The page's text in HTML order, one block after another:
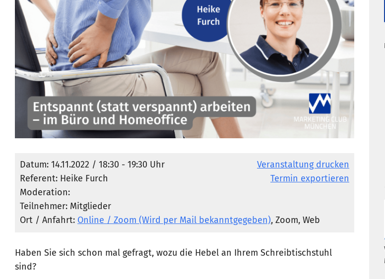
Veranstaltung drucken
Termin exportieren
Datum: 14.11.2022 / 18:30 - 19:30 Uhr
Referent: Heike Furch
Moderation:
Teilnehmer: Mitglieder
Ort / Anfahrt: Online / Zoom (Wird per Mail bekanntgegeben), Zoom, Web
Haben Sie sich schon mal gefragt, wozu die Hebel an Ihrem Schreibtischstuhl
sind?